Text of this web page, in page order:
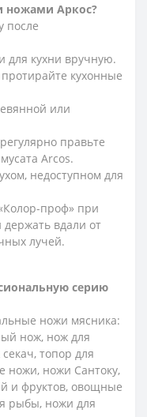
ножами Аркос?
после
для кухни вручную.
кухонные
или
правьте
Arcos.
недоступном для
проф» при
вдали от
лучей.
серию
ножи мясника:
нож, нож для
топор для
ножи, ножи Сантоку,
и фруктов, овощные
рыбы, ножи для